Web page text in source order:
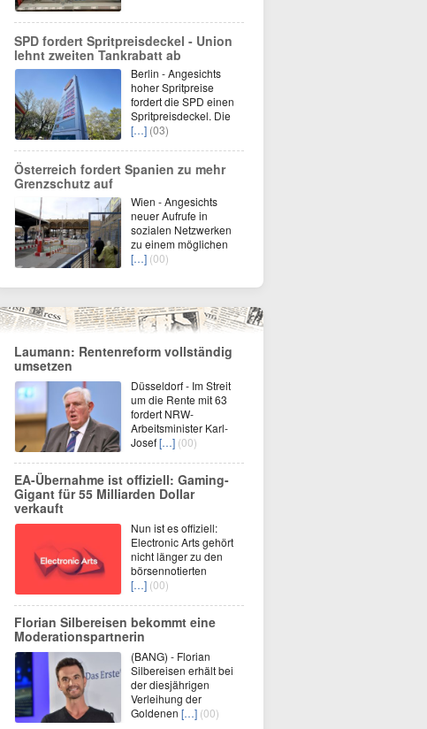
SPD fordert Spritpreisdeckel - Union
lehnt zweiten Tankrabatt ab
Berlin - Angesichts
hoher Spritpreise
fordert die SPD einen
Spritpreisdeckel. Die
[…] (03)
Österreich fordert Spanien zu mehr
Grenzschutz auf
Wien - Angesichts
neuer Aufrufe in
sozialen Netzwerken
zu einem möglichen
[…] (00)
Laumann: Rentenreform vollständig
umsetzen
Düsseldorf - Im Streit
um die Rente mit 63
fordert NRW-
Arbeitsminister Karl-
Josef[…] (00)
EA-Übernahme ist offiziell: Gaming-
Gigant für 55 Milliarden Dollar
verkauft
Nun ist es offiziell:
Electronic Arts gehört
nicht länger zu den
börsennotierten
[…] (00)
Florian Silbereisen bekommt eine
Moderationspartnerin
(BANG) - Florian
Silbereisen erhält bei
der diesjährigen
Verleihung der
Goldenen […] (00)